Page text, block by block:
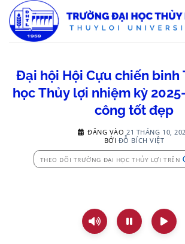
qua
nội
Đại hội Hội Cựu chiến binh
học Thủy lợi nhiệm kỳ
công tốt đẹp
ĐĂNG VÀO 21 THÁNG 10,
BỞI ĐỖ BÍCH VIỆT
THEO DÕI TRƯỜNG ĐẠI HỌC THỦY LỢI TRÊN